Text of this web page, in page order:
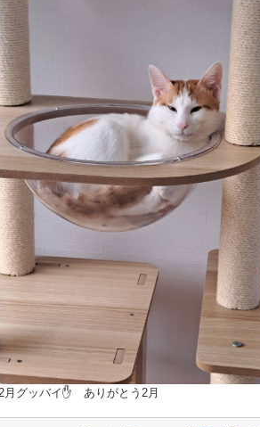
2月グッバイ✋ ありがとう2月